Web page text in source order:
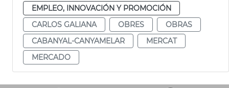
EMPLEO, INNOVACIÓN Y PROMOCIÓN
CARLOS GALIANA
OBRES
OBRAS
CABANYAL-CANYAMELAR
MERCAT
MERCADO